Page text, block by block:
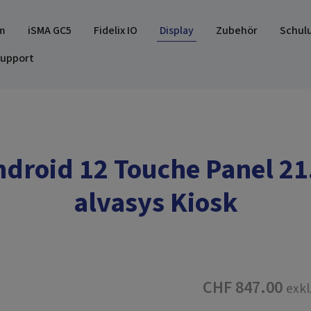
iSMA GC5 Fidelix IO Display Zubehör
12 Touche Panel
alvasys Kiosk
CHF 847.00